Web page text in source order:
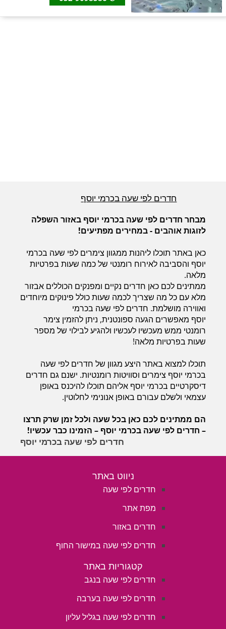
חדרים לפי שעה באזור ירושלים
חדרים לפי שעה בחוף הכרמל
חדרים לפי שעה בחיפה קריות
חדרים לפי שעה בכנרת גליל תחתון עמקים
חדרים לפי שעה ברמת הגולן
חדרים לפי שעה בהערבה
חדרים לפי שעה בעמק יזרעאל
חדרים לפי שעה במישור החוף הדרומי
חדרים לפי שעה בכרמי יוסף
מבחר חדרים לפי שעה בכרמי יוסף באזור השפלה
לזוגות אוהבים - במחירים מפתיעים!
כאן באתר תוכלו ליהנות ממגוון צימרים לפי שעה בכרמי
יוסף והסביבה לאירוח רומנטי של כמה שעות בפרטיות
מלאה.
ממתינים לכם כאן חדרים נקיים ומפנקים הכוללים אבזור
מלא עם כל מה שצריך לכמה שעות כולל פינוקים מיוחדים
ואווירה מושלמת. חדרים לפי שעה בכרמי
יוסף מאפשרים הגעה ספונטנית, ניתן להזמין צימר
רומנטי ממש מעכשיו לעכשיו ולהגיע לבילוי של מספר
שעות בפרטיות מלאה!
תוכלו למצוא באתר היצע מגוון של חדרים לפי שעה
בכרמי יוסף צימרים וסוויטות רומנטיות. ישנם גם חדרים
דיסקרטיים בכרמי יוסף אליהם תוכלו להיכנס באופן
עצמאי ולשלם עבורם באופן אנונימי לחלוטין.
הם ממתינים לכם כאן בכל שעה ולכל זמן שרק תרצו
– חדרים לפי שעה בכרמי יוסף – הזמינו כבר עכשיו!
חדרים לפי שעה בכרמי יוסף
ניווט באתר
חדרים לפי שעה
מפת אתר
חדרים באזור
חדרים לפי שעה במישור החוף
קטגוריות באתר
חדרים לפי שעה בנגב
חדרים לפי שעה בערבה
חדרים לפי שעה בגליל עליון